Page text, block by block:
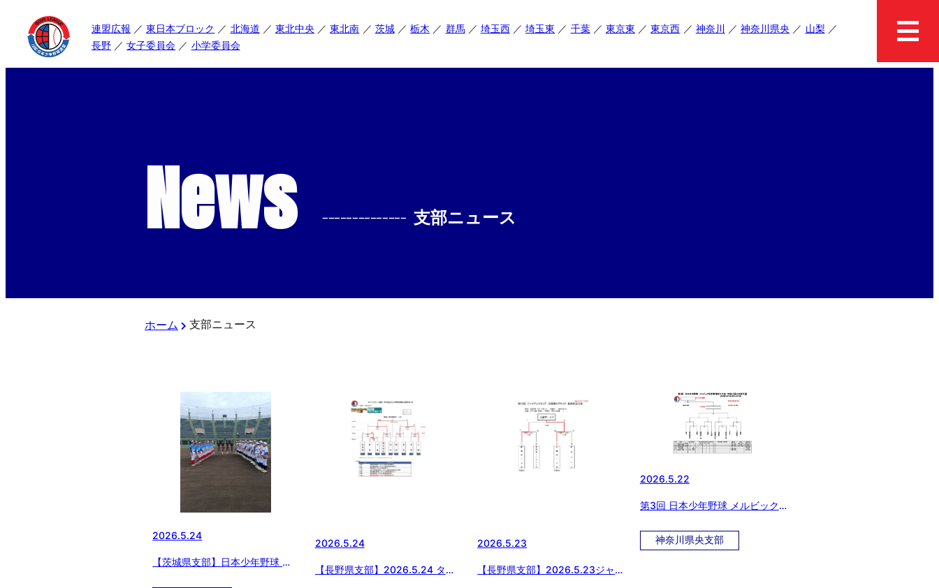
連盟広報 東日本ブロック 北海道 東北中央 東北南 茨城 栃木 群馬 埼玉西 埼玉東 千葉 東京東 東京西 神奈川 神奈川県央
山梨
長野
女子委員会 小学委員会
News -------------- 支部ニュース
ホーム 支部ニュース
2026.5.24
【茨城県支部】日本少年野球 第
2026.5.24
【長野県支部】2026.5.24 タヤ
2026.5.23
【長野県支部】2026.5.23ジャ
2026.5.22
第3回 日本少年野球 メルビック
部予選
神奈川県央支部